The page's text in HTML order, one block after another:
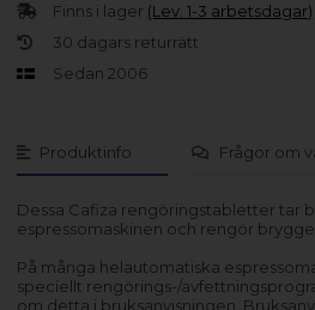
Produktinfo Frågor om
Dessa Cafiza rengöringstabletter tar
espressomaskinen och rengör
På många helautomatiska
speciellt rengörings-/
om detta i bruksanvisningen.
Finns i lager (Lev. 1-3 arbetsdagar)
30 dagars returrätt
Sedan 2006